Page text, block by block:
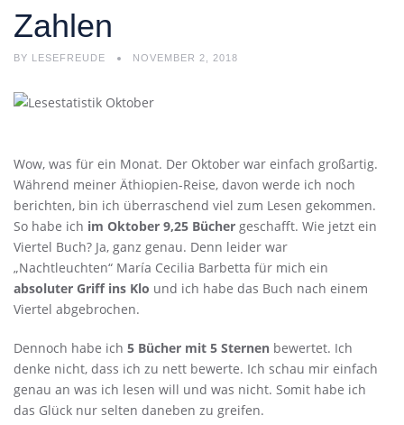
Zahlen
BY LESEFREUDE NOVEMBER 2, 2018
Wow, was für ein Monat. Der Oktober war einfach großartig.
Während meiner Äthiopien-Reise, davon werde ich noch
berichten, bin ich überraschend viel zum Lesen gekommen.
So habe ich im Oktober 9,25 Bücher geschafft. Wie jetzt ein
Viertel Buch? Ja, ganz genau. Denn leider war
„Nachtleuchten“ María Cecilia Barbetta für mich ein
absoluter Griff ins Klo und ich habe das Buch nach einem
Viertel abgebrochen.
Dennoch habe ich 5 Bücher mit 5 Sternen bewertet. Ich
denke nicht, dass ich zu nett bewerte. Ich schau mir einfach
genau an was ich lesen will und was nicht. Somit habe ich
das Glück nur selten daneben zu greifen.